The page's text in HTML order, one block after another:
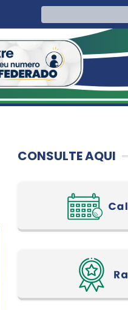
CONSULTE AQUI